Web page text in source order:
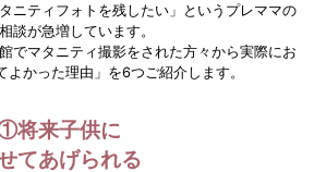
ニティフォトを残したい」というプレママの
談が急増しています。
でマタニティ撮影をされた方々から実際にお
よかった理由」を6つご紹介します。
将来子供に
てあげられる